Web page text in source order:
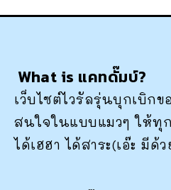
What is แคทดั๊มบ์?
เว็บไซต์ไวรัลรุ่นบุกเบิกข
สนใจในแบบแมวๆ ให้ทุ
ได้เฮฮา ได้สาระ(เอ๊ะ มีด้